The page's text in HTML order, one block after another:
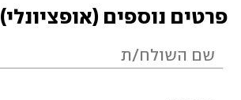
פרטים נוספים (אופציונלי)